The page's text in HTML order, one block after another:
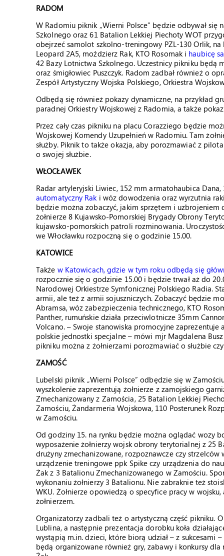
RADOM
W Radomiu piknik „Wierni Polsce” będzie odbywał
Szkolnego oraz 61 Batalion Lekkiej Piechoty WOT
obejrzeć samolot szkolno-treningowy PZL-130 Orlik,
Leopard 2A5, moździerz Rak, KTO Rosomak i haubicę
42 Bazy Lotnictwa Szkolnego. Uczestnicy pikniku
oraz śmigłowiec Puszczyk. Radom zadbał również o
Zespół Artystyczny Wojska Polskiego, Orkiestra
Odbędą się również pokazy dynamiczne, na przykład
paradnej Orkiestry Wojskowej z Radomia, a także
Przez cały czas pikniku na placu Corazziego będzie
Wojskowej Komendy Uzupełnień w Radomiu. Tam
służby. Piknik to także okazja, aby porozmawiać z
o swojej służbie.
WŁOCŁAWEK
Radar artyleryjski Liwiec, 152 mm armatohaubica
automatyczny Rak i wóz dowodzenia oraz wyrzutnia
będzie można zobaczyć, jakim sprzętem i
żołnierze 8 Kujawsko-Pomorskiej Brygady Obrony
kujawsko-pomorskich patroli rozminowania.
we Włocławku rozpoczną się o godzinie 15.00.
KATOWICE
Także w Katowicach, gdzie w tym roku odbędą się
rozpocznie się o godzinie 15.00 i będzie trwał aż do
Narodowej Orkiestrze Symfonicznej Polskiego Radia.
armii, ale też z armii sojuszniczych. Zobaczyć będzie
Abramsa, wóz zabezpieczenia technicznego, KTO
Panther, rumuńskie działa przeciwlotnicze 35mm
Volcano. – Swoje stanowiska promocyjne
polskie jednostki specjalne – mówi mjr Magdalena
pikniku można z żołnierzami porozmawiać o służbie
ZAMOŚĆ
Lubelski piknik „Wierni Polsce” odbędzie się w
wyszkolenie zaprezentują żołnierze z zamojskiego
Zmechanizowany z Zamościa, 25 Batalion Lekkiej
Zamościu, Żandarmeria Wojskowa, 110 Posterunek
w Zamościu.
Od godziny 15. na rynku będzie można oglądać wozy
wyposażenie żołnierzy wojsk obrony terytorialnej z 25
drużyny zmechanizowane, rozpoznawcze czy
urządzenie treningowe ppk Spike czy urządzenia do
Żak z 3 Batalionu Zmechanizowanego w Zamościu.
wykonaniu żołnierzy 3 Batalionu. Nie zabraknie też
WKU. Żołnierze opowiedzą o specyfice pracy w
żołnierzem.
Organizatorzy zadbali też o artystyczną część pikniku.
Lublina, a następnie prezentacja dorobku koła
wystąpią m.in. dzieci, które biorą udział – z sukcesami
będą organizowane również gry, zabawy i konkursy